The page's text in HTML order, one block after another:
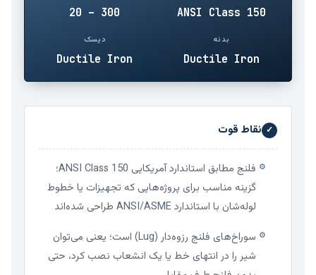
ANSI Class 150
20 – 300
بدنه
Ductile Iron
دیسک
Ductile Iron
✓ نقاط قوت
⚙
فلنج مطابق استاندارد آمریکایی ANSI Class 150؛
گزینه مناسب برای پروژه‌هایی که تجهیزات یا خطوط
لوله‌شان با استاندارد ANSI/ASME طراحی شده‌اند
⚙
سوراخ‌های فلنج رزوه‌دار (Lug) است؛ یعنی می‌توان
شیر را در انتهای خط یا یک انشعاب نصب کرد، حتی